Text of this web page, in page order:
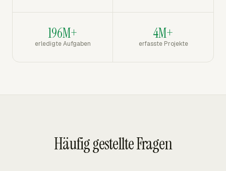
196M+
erledigte Aufgaben
4M+
erfasste Projekte
Häufig gestellte Fragen